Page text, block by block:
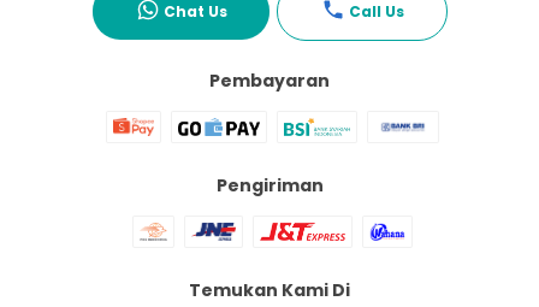
Chat Us Call Us
Pembayaran
Pengiriman
Temukan Kami Di